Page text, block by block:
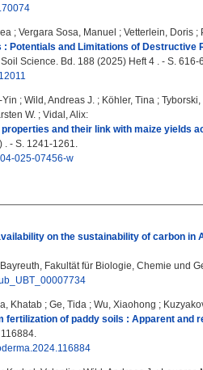
; Vergara Sosa, Manuel ; Vetterlein, Doris ;
: Potentials and Limitations of Destructive
Science. Bd. 188 (2025) Heft 4 . - S. 616-
Yin ; Wild, Andreas J. ; Köhler, Tina ;
W. ; Vidal, Alix:
and their link with maize yields
. - S. 1241-1261.
025-07456-w
on the sustainability of carbon
Fakultät für Biologie, Chemie und
Khatab ; Ge, Tida ; Wu, Xiaohong ;
fertilization of paddy soils : Apparent and